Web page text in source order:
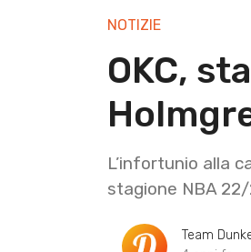
NOTIZIE
OKC,
L’infortunio alla
stagione NBA
Team